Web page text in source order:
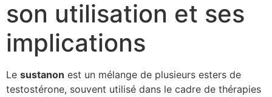
son utilisation et ses
implications
Le sustanon est un mélange de plusieurs esters de
testostérone, souvent utilisé dans le cadre de thérapies